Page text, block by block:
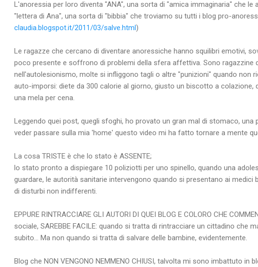
L'anoressia per loro diventa "ANA", una sorta di "amica immaginaria" che
"lettera di Ana", una sorta di "bibbia" che troviamo su tutti i blog pro-
claudia.blogspot.it/2011/03/salve.html)
Le ragazze che cercano di diventare anoressiche hanno squilibri emotivi,
poco presente e soffrono di problemi della sfera affettiva. Sono ragazzine
nell'autolesionismo, molte si infliggono tagli o altre "punizioni" quando non
auto-imporsi: diete da 300 calorie al giorno, giusto un biscotto a colazione,
una mela per cena.
Leggendo quei post, quegli sfoghi, ho provato un gran mal di stomaco,
veder passare sulla mia 'home' questo video mi ha fatto tornare a mente
La cosa TRISTE è che lo stato è ASSENTE;
lo stato pronto a dispiegare 10 poliziotti per uno spinello, quando una
guardare, le autorità sanitarie intervengono quando si presentano ai medici
di disturbi non indifferenti.
EPPURE RINTRACCIARE GLI AUTORI DI QUEI BLOG E COLORO CHE
sociale, SAREBBE FACILE: quando si tratta di rintracciare un cittadino che
subito... Ma non quando si tratta di salvare delle bambine, evidentemente.
Blog che NON VENGONO NEMMENO CHIUSI, talvolta mi sono imbattuto in